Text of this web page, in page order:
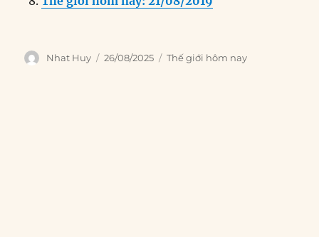
Author
Nhat Huy
Posted
26/08/2025 Categories
Thế giới hôm nay